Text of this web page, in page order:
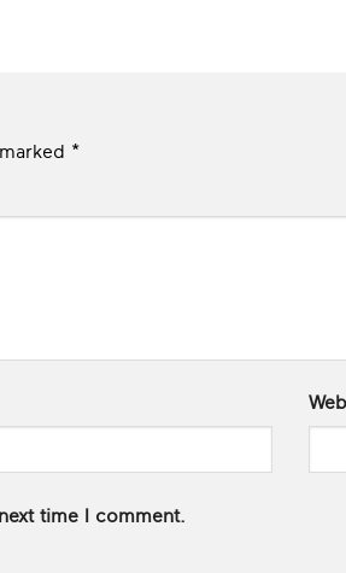
*
time I comment.